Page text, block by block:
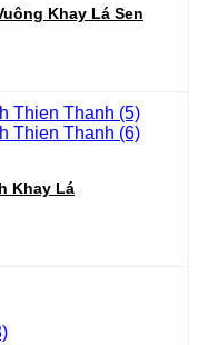
Khay Lá Sen
Khay Lá